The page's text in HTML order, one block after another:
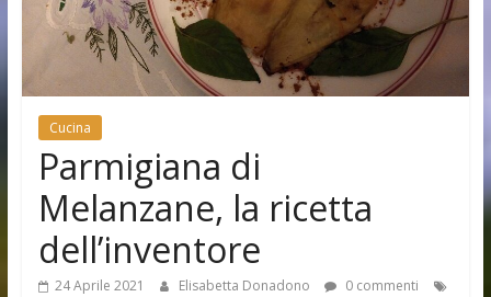
Cucina
Parmigiana di
Melanzane, la ricetta
dell’inventore
24 Aprile 2021 Elisabetta Donadono
0 commenti